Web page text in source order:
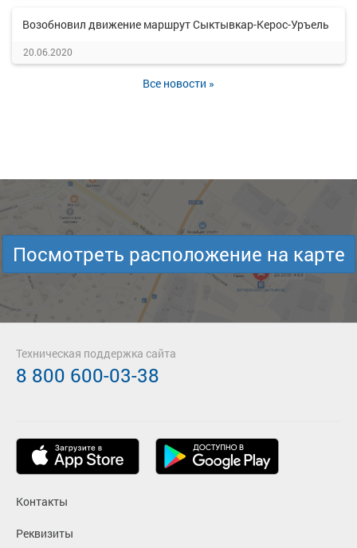
Возобновил движение маршрут Сыктывкар-Керос-Уръель
20.06.2020
Все новости »
Посмотреть расположение на карте
Контакты
Реквизиты
Техническая поддержка сайта
8 800 600-03-38